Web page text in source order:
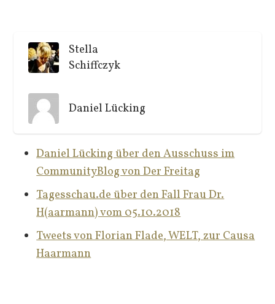
Stella
Schiffczyk
Daniel Lücking
Daniel Lücking über den Ausschuss im
CommunityBlog von Der Freitag
Tagesschau.de über den Fall Frau Dr.
H(aarmann) vom 05.10.2018
Tweets von Florian Flade, WELT, zur Causa
Haarmann